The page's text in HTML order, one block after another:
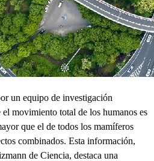
un equipo de investigación
movimiento total de los humanos es
que el de todos los mamíferos
combinados. Esta información,
de Ciencia, destaca una